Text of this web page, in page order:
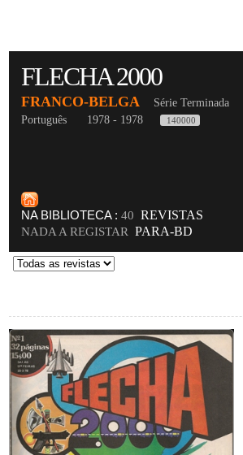
FLECHA 2000
FRANCO-BELGA Série Terminada
Português
1978 - 1978 140000
NA BIBLIOTECA :40 REVISTAS
NADA A REGISTAR PARA-BD